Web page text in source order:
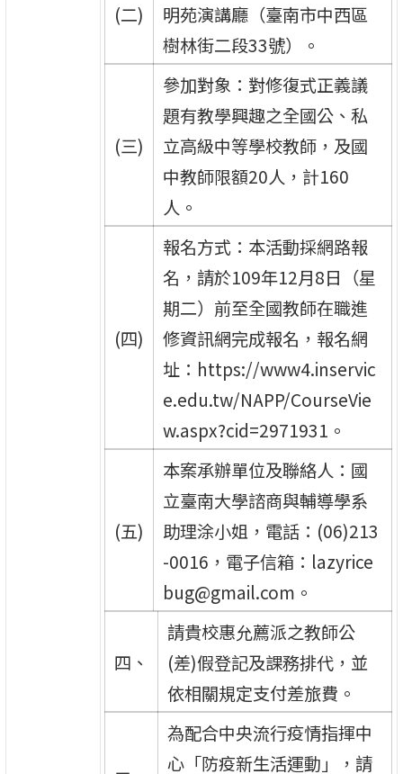
(二)
明苑演講廳（臺南市中西區
樹林街二段33號）。
(三)
參加對象：對修復式正義議
題有教學興趣之全國公、私
立高級中等學校教師，及國
中教師限額20人，計160
人。
(四)
報名方式：本活動採網路報
名，請於109年12月8日（星
期二）前至全國教師在職進
修資訊網完成報名，報名網
址：https://www4.inservic
e.edu.tw/NAPP/CourseVie
w.aspx?cid=2971931。
(五)
本案承辦單位及聯絡人：國
立臺南大學諮商與輔導學系
助理涂小姐，電話：(06)213
-0016，電子信箱：lazyrice
bug@gmail.com。
四、
請貴校惠允薦派之教師公
(差)假登記及課務排代，並
依相關規定支付差旅費。
為配合中央流行疫情指揮中
心「防疫新生活運動」，請